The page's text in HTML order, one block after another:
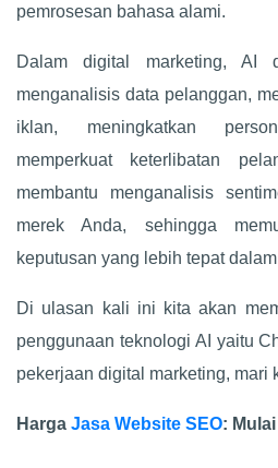
pemrosesan bahasa alami.
Dalam digital marketing, AI
menganalisis data pelanggan,
iklan, meningkatkan
memperkuat keterlibatan
membantu menganalisis
merek Anda, sehingga
keputusan yang lebih tepat
Di ulasan kali ini kita akan
penggunaan teknologi AI yaitu
pekerjaan digital marketing, mari
Harga Jasa Website SEO: